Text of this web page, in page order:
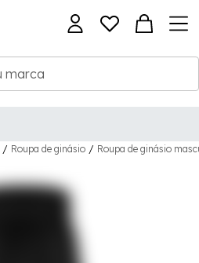
/ Roupa de ginásio / Roupa de ginásio